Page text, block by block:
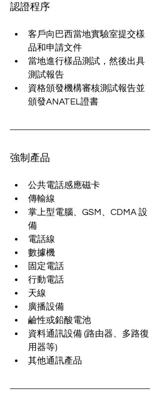
認證程序
客戶向巴西當地實驗室提交樣
品和申請文件
當地進行樣品測試，然後出具
測試報告
資格頒發機構審核測試報告並
頒發ANATEL證書
強制產品
公共電話感應磁卡
傳輸線
掌上型電腦、GSM、CDMA 設
備
電話線
數據機
固定電話
行動電話
天線
廣播設備
鹼性或鉛酸電池
資料通訊設備 (路由器、多路復
用器等)
其他通訊產品